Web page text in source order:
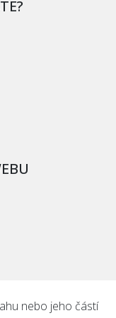
nebo jeho částí